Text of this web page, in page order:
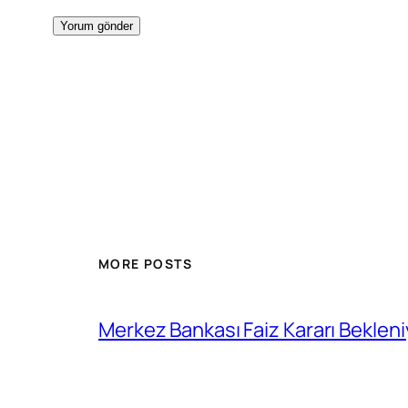
MORE POSTS
Merkez Bankası Faiz Kararı